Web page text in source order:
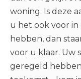
woning. Is deze
u het ook voor
hebben, dan
voor u klaar. Uw
geregeld